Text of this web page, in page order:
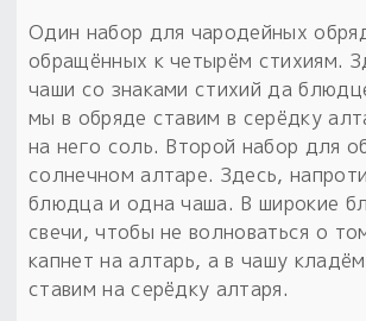
Расходные материалы
Готовые заговоры и обряды
Сундучок
Электронные книги
Приложение для гадания
30 вариантов раскладов по
Для алтаря
Расходные материалы
С чего начать?
Новые
в
«Резы Рода. Нежиты» и
Рода.Духи-Хозяева» с
толковники со значениями,
Один набор для чародейных
обращённых к четырём стихиям.
чаши со знаками стихий да
мы в обряде ставим в серёдку
на него соль. Второй набор для
солнечном алтаре. Здесь,
блюдца и одна чаша. В широкие
свечи, чтобы не волноваться о
капнет на алтарь, а в чашу
ставим на серёдку алтаря.